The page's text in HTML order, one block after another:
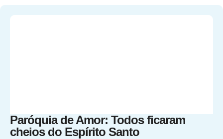
Paróquia de Amor: Todos ficaram
cheios do Espírito Santo